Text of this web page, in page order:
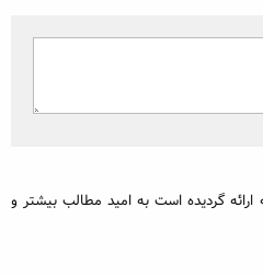
گردیده است به امید مطالب بیشتر و